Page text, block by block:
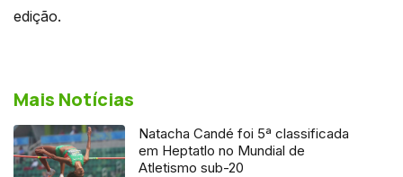
edição.
Mais Notícias
Natacha Candé foi 5ª classificada
em Heptatlo no Mundial de
Atletismo sub-20